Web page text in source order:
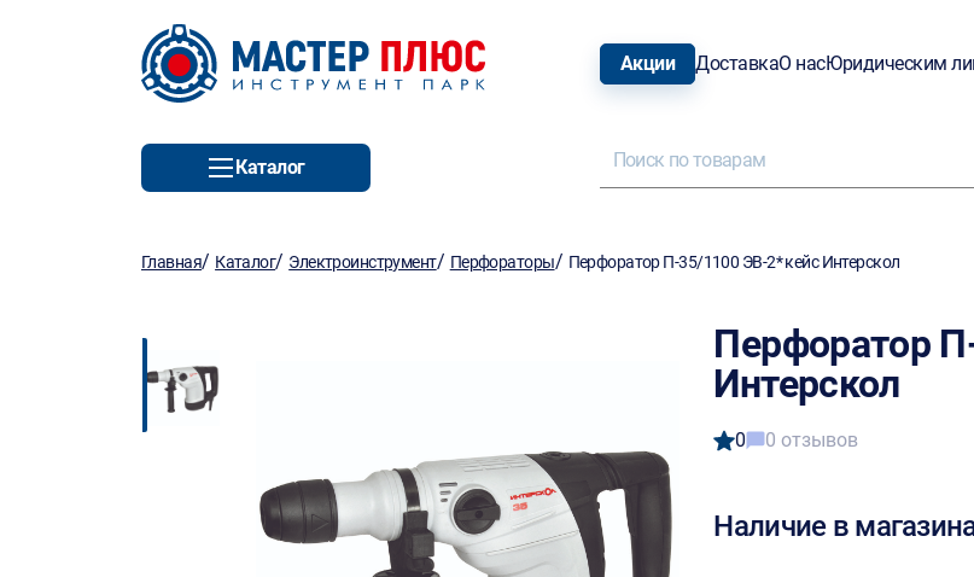
Акции ДоставкаО насЮридическим
Каталог
Главная/ Каталог/ Электроинструмент/ Перфораторы/ Перфоратор П-35/1100 ЭВ-2* кейс Интерскол
Перфоратор
Интерскол
0 0 отзывов
Наличие в